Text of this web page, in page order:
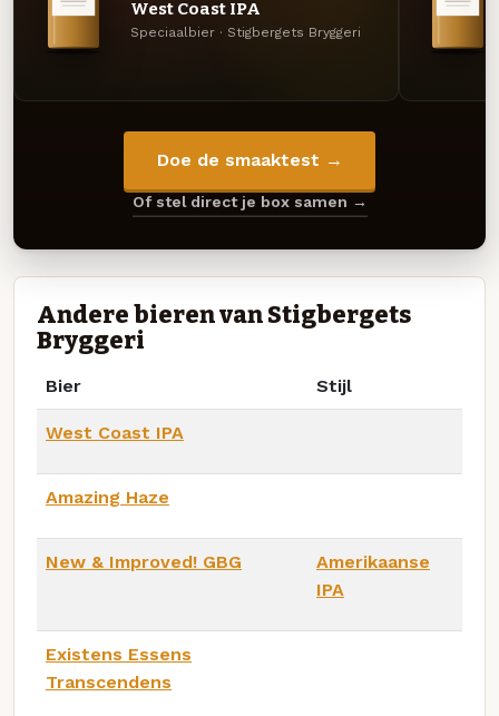
West Coast IPA
Speciaalbier · Stigbergets Bryggeri
Doe de smaaktest →
Of stel direct je box samen →
Andere bieren van Stigbergets
Bryggeri
Bier Stijl
West Coast IPA
Amazing Haze
New & Improved! GBG
Amerikaanse
IPA
Existens Essens
Transcendens